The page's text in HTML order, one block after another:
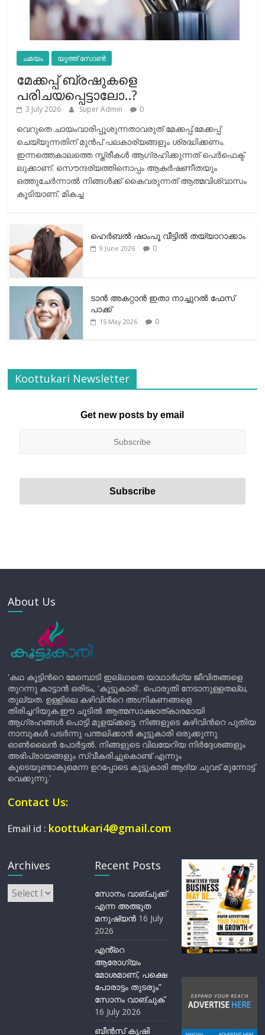
ചമയം യൂത്ത് സോൺ
മേക്കപ്പ് ബ്രഷുകളെ
പരിചയപ്പെട്ടാലോ..?
3 July 2026 Super Admin 0
വെറുതെ ചായംവാരിപ്പൂശുന്നതാവരുത് മേക്കപ്പ്.മേക്കപ്പ്
ചെയ്യുന്നതിന് മുന്‍പ് പലകാര്യങ്ങളും ശ്രദ്ധിക്കണം.
ഇന്നത്തെകാലത്തെ സ്ത്രീകള്‍ ആഗ്രഹിക്കുന്നത് പെര്‍ഫെക്ട്
ലുക്കാണ്. സൌന്ദര്യത്തിനൊപ്പം ആകര്‍ഷണീതയും
ഒത്തുചേര്‍ന്നാല്‍ നിങ്ങള്‍ക്ക് കൈവരുന്നത് ആത്മവിശ്വാസം
കൂടിയാണ്. മികച്ച
ഹെര്‍ബല്‍ ഷാംപൂ വീട്ടില്‍ തയ്യാറാക്കാം
9 June 2026 0
ടാന്‍ അകറ്റാന്‍ ഇതാ നാച്ചുറല്‍ ഫേസ്
പാക്ക്
15 May 2026 0
Koottukari Newsletter
Get new posts by email
About Us
'കഥ കൂട്ടിന്‍റെ മേമ്പൊടി ഇല്ലാതെ യാഥാർഥ്യ ജീവിതങ്ങളെ
തുറന്നു കാട്ടാൻ ഒരിടം, 'കൂട്ടുകാരി'. പൊരുതി നേടാനുള്ളതല്ല,
തുല്യത. ഉള്ളിലെ കഴിവിന്‍റെ അഗ്നികണങ്ങളെ
തിരിച്ചറിയുക.ഈ ചൂടിൽ ആത്മസാക്ഷാത്കാരമായി
ആഗ്രഹങ്ങൾ പൊട്ടി മുളയ്ക്കട്ടെ. നിങ്ങളുടെ കഴിവിന്‍റെ പുതിയ
നാമ്പുകൾ പടർന്നു പന്തലിക്കാൻ കൂട്ടുകാരി ഒരുക്കുന്നു
ഓൺലൈൻ പോർട്ടൽ. നിങ്ങളുടെ വിലയേറിയ നിർദ്ദേശങ്ങളും
അഭിപ്രായങ്ങളും സ്വീകരിച്ചുകൊണ്ട് എന്നും
കൂടെയുണ്ടാകുമെന്ന ഉറപ്പോടെ കൂട്ടുകാരി ആദ്യ ചുവട് മുന്നോട്ട്
വെക്കുന്നു.'
Contact Us:
Email id : koottukari4@gmail.com
Archives
Archives
Recent Posts
സോനം വാങ്ചുക്ക്
എന്ന അത്ഭുത
മനുഷ്യന്‍ 16 July
2026
എൻ്റെ
ആരോഗ്യം
മോശമാണ്, പക്ഷെ
പോരാട്ടം തുടരും”
സോനം വാങ്ചുക്
16 July 2026
ബീന്‍സ് കൃഷി